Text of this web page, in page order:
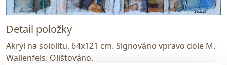
Detail položky
Akryl na sololitu, 64x121 cm. Signováno vpravo dole M.
Wallenfels. Olištováno.